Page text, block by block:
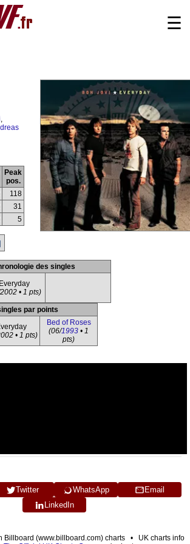
☰
,
Peak
pos.
118
31
5
des singles
Everyday
• 1 pts)
par points
• 1 pts)
Bed of Roses
(06/1993 • 1
pts)
Twitter WhatsApp
Email
LinkedIn
Billboard (www.billboard.com) charts • UK charts info